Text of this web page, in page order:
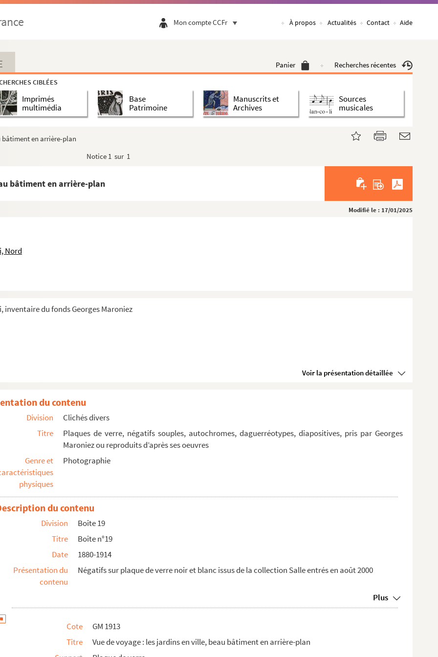
Mon compte CCFr À propos Actualités Contact Aide
Panier Recherches récentes
CIBLÉES
Imprimés
multimédia
Base
Patrimoine
Manuscrits et
Archives
Sources
musicales
bâtiment en arrière-plan
Notice 1 sur 1
bâtiment en arrière-plan
Modifié le : 17/01/2025
Nord
inventaire du fonds Georges Maroniez
Voir la présentation détaillée
avec leurs chevaux
barque
observant les bateaux, probablement en Bretagne.
Bretagne vraisemblablement.
sur coques : « Adolphe Boulogne » et « Léon-Boulo...
mention manuscrite sur bateau : « CC40 »
au loin des remparts
forêt en arrière-plan
en arrière-plan
probablement en Bretagne.
autochtones et touristes
avant-scène : des marins sur le port
du contenu
Division
Clichés divers
Titre
Plaques de verre, négatifs souples, autochromes, daguerréotypes, diapositives, pris par Georges
Maroniez ou reproduits d’après ses oeuvres
Genre et
physiques
Photographie
du contenu
Division
Boîte 19
Titre
Boîte n°19
Date
1880-1914
Présentation du
contenu
Négatifs sur plaque de verre noir et blanc issus de la collection Salle entrés en août 2000
Plus
Cote
GM 1913
Titre
Vue de voyage : les jardins en ville, beau bâtiment en arrière-plan